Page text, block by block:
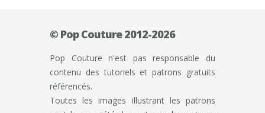
© Pop Couture 2012-2026
Pop Couture n'est pas responsable du
contenu des tutoriels et patrons gratuits
référencés.
Toutes les images illustrant les patrons